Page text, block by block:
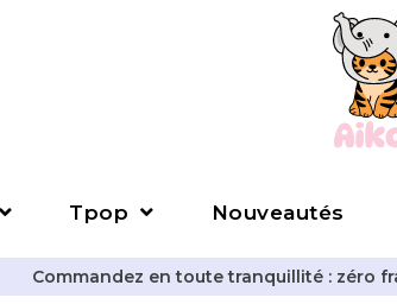
Tpop Nouveautés
Commandez en toute tranquillité : zéro